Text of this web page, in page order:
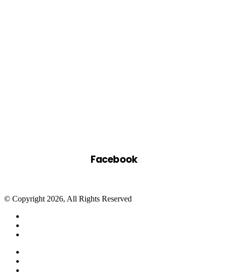
Facebook
© Copyright 2026, All Rights Reserved
Facebook
Twitter
WhatsApp
Telegram
Close